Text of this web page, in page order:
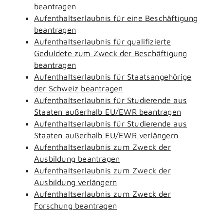
beantragen
Aufenthaltserlaubnis für eine Beschäftigung
beantragen
Aufenthaltserlaubnis für qualifizierte
Geduldete zum Zweck der Beschäftigung
beantragen
Aufenthaltserlaubnis für Staatsangehörige
der Schweiz beantragen
Aufenthaltserlaubnis für Studierende aus
Staaten außerhalb EU/EWR beantragen
Aufenthaltserlaubnis für Studierende aus
Staaten außerhalb EU/EWR verlängern
Aufenthaltserlaubnis zum Zweck der
Ausbildung beantragen
Aufenthaltserlaubnis zum Zweck der
Ausbildung verlängern
Aufenthaltserlaubnis zum Zweck der
Forschung beantragen